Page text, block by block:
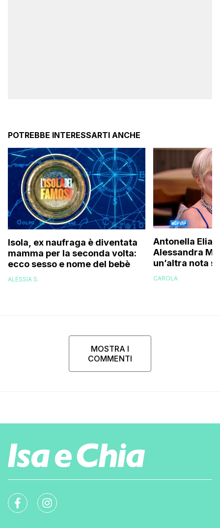
POTREBBE INTERESSARTI ANCHE
Isola, ex naufraga è diventata
mamma per la seconda volta:
ecco sesso e nome del bebè
ALESSIA S.
Antonella Elia
Alessandra
un’altra nota
una bella
CAROLA
MOSTRA I
COMMENTI